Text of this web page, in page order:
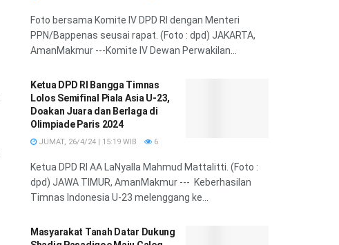
Foto bersama Komite IV DPD RI dengan Menteri
PPN/Bappenas seusai rapat. (Foto : dpd) JAKARTA,
AmanMakmur ---Komite IV Dewan Perwakilan...
Ketua DPD RI Bangga Timnas
Lolos Semifinal Piala Asia U-23,
Doakan Juara dan Berlaga di
Olimpiade Paris 2024
JUMAT, 26/4/24 | 15:19 WIB 6
Ketua DPD RI AA LaNyalla Mahmud Mattalitti. (Foto :
dpd) JAWA TIMUR, AmanMakmur --- Keberhasilan
Timnas Indonesia U-23 melenggang ke...
Masyarakat Tanah Datar Dukung